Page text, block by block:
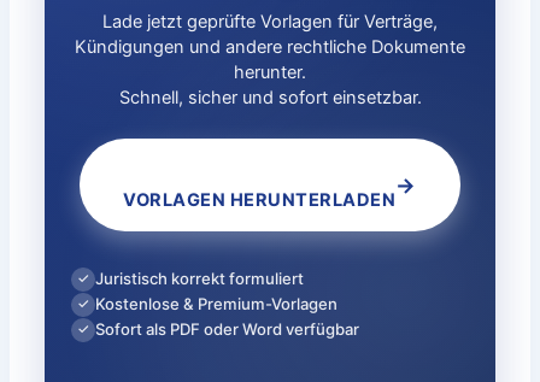
Lade jetzt geprüfte Vorlagen für Verträge,
Kündigungen und andere rechtliche Dokumente
herunter.
Schnell, sicher und sofort einsetzbar.
VORLAGEN HERUNTERLADEN
→
✓ Juristisch korrekt formuliert
✓ Kostenlose & Premium-Vorlagen
✓ Sofort als PDF oder Word verfügbar